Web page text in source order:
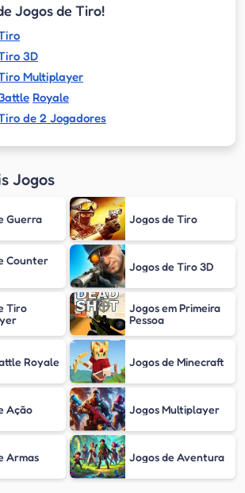
Jogos de Tiro!
3D
Multiplayer
Royale
de 2 Jogadores
Jogos
Guerra Jogos de Tiro
Counter
Jogos de Tiro 3D
Tiro
Jogos em Primeira
Pessoa
Royale Jogos de Minecraft
Ação Jogos Multiplayer
Armas Jogos de Aventura